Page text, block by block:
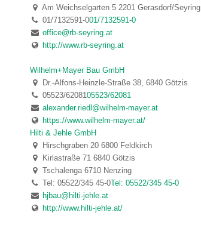
Am Weichselgarten 5 2201 Gerasdorf/Seyring
01/7132591-001/7132591-0
office@rb-seyring.at
http://www.rb-seyring.at
Wilhelm+Mayer Bau GmbH
Dr.-Alfons-Heinzle-Straße 38, 6840 Götzis
05523/6208105523/62081
alexander.riedl@wilhelm-mayer.at
https://www.wilhelm-mayer.at/
Hilti & Jehle GmbH
Hirschgraben 20 6800 Feldkirch
Kirlastraße 71 6840 Götzis
Tschalenga 6710 Nenzing
Tel: 05522/345 45-0Tel: 05522/345 45-0
hjbau@hilti-jehle.at
http://www.hilti-jehle.at/